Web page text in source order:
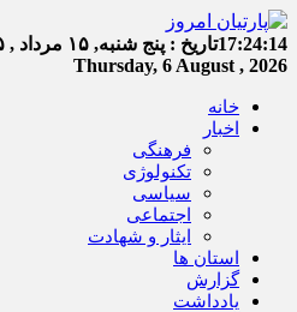
17:24:14تاریخ : پنج شنبه, ۱۵ مرداد , ۱۴۰۵
Thursday, 6 August , 2026
خانه
اخبار
فرهنگی
تکنولوژی
سیاسی
اجتماعی
ایثار و شهادت
استان ها
گزارش
یادداشت